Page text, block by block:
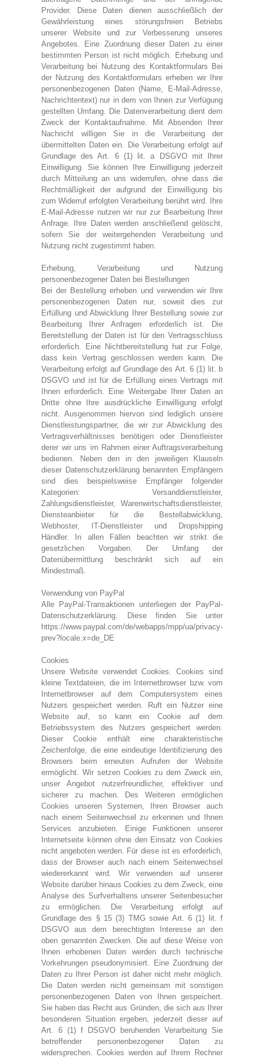
Gutscheine
Jogging & Shorts
GOODING
KONFIGURATOR
Provider. Diese Daten dienen ausschließlich der
Gewährleistung eines störungsfreien Betriebs
unserer Website und zur Verbesserung unseres
Angebotes. Eine Zuordnung dieser Daten zu einer
bestimmten Person ist nicht möglich. Erhebung und
Verarbeitung bei Nutzung des Kontaktformulars Bei
der Nutzung des Kontaktformulars erheben wir Ihre
personenbezogenen Daten (Name, E-Mail-Adresse,
Nachrichtentext) nur in dem von Ihnen zur Verfügung
gestellten Umfang. Die Datenverarbeitung dient dem
Zweck der Kontaktaufnahme. Mit Absenden Ihrer
Nachricht willigen Sie in die Verarbeitung der
übermittelten Daten ein. Die Verarbeitung erfolgt auf
Grundlage des Art. 6 (1) lit. a DSGVO mit Ihrer
Einwilligung. Sie können Ihre Einwilligung jederzeit
durch Mitteilung an uns widerrufen, ohne dass die
Rechtmäßigkeit der aufgrund der Einwilligung bis
zum Widerruf erfolgten Verarbeitung berührt wird. Ihre
E-Mail-Adresse nutzen wir nur zur Bearbeitung Ihrer
Anfrage. Ihre Daten werden anschließend gelöscht,
sofern Sie der weitergehenden Verarbeitung und
Nutzung nicht zugestimmt haben.
Erhebung, Verarbeitung und Nutzung
personenbezogener Daten bei Bestellungen
Bei der Bestellung erheben und verwenden wir Ihre
personenbezogenen Daten nur, soweit dies zur
Erfüllung und Abwicklung Ihrer Bestellung sowie zur
Bearbeitung Ihrer Anfragen erforderlich ist. Die
Bereitstellung der Daten ist für den Vertragsschluss
erforderlich. Eine Nichtbereitstellung hat zur Folge,
dass kein Vertrag geschlossen werden kann. Die
Verarbeitung erfolgt auf Grundlage des Art. 6 (1) lit. b
DSGVO und ist für die Erfüllung eines Vertrags mit
Ihnen erforderlich. Eine Weitergabe Ihrer Daten an
Dritte ohne Ihre ausdrückliche Einwilligung erfolgt
nicht. Ausgenommen hiervon sind lediglich unsere
Dienstleistungspartner, die wir zur Abwicklung des
Vertragsverhältnisses benötigen oder Dienstleister
derer wir uns im Rahmen einer Auftragsverarbeitung
bedienen. Neben den in den jeweiligen Klauseln
dieser Datenschutzerklärung benannten Empfängern
sind dies beispielsweise Empfänger folgender
Kategorien: Versanddienstleister,
Zahlungsdienstleister, Warenwirtschaftsdienstleister,
Diensteanbieter für die Bestellabwicklung,
Webhoster, IT-Dienstleister und Dropshipping
Händler. In allen Fällen beachten wir strikt die
gesetzlichen Vorgaben. Der Umfang der
Datenübermittlung beschränkt sich auf ein
Mindestmaß.
Verwendung von PayPal
Alle PayPal-Transaktionen unterliegen der PayPal-
Datenschutzerklärung. Diese finden Sie unter
https://www.paypal.com/de/webapps/mpp/ua/privacy-
prev?locale.x=de_DE
Cookies
Unsere Website verwendet Cookies. Cookies sind
kleine Textdateien, die im Internetbrowser bzw. vom
Internetbrowser auf dem Computersystem eines
Nutzers gespeichert werden. Ruft ein Nutzer eine
Website auf, so kann ein Cookie auf dem
Betriebssystem des Nutzers gespeichert werden.
Dieser Cookie enthält eine charakteristische
Zeichenfolge, die eine eindeutige Identifizierung des
Browsers beim erneuten Aufrufen der Website
ermöglicht. Wir setzen Cookies zu dem Zweck ein,
unser Angebot nutzerfreundlicher, effektiver und
sicherer zu machen. Des Weiteren ermöglichen
Cookies unseren Systemen, Ihren Browser auch
nach einem Seitenwechsel zu erkennen und Ihnen
Services anzubieten. Einige Funktionen unserer
Internetseite können ohne den Einsatz von Cookies
nicht angeboten werden. Für diese ist es erforderlich,
dass der Browser auch nach einem Seitenwechsel
wiedererkannt wird. Wir verwenden auf unserer
Website darüber hinaus Cookies zu dem Zweck, eine
Analyse des Surfverhaltens unserer Seitenbesucher
zu ermöglichen. Die Verarbeitung erfolgt auf
Grundlage des § 15 (3) TMG sowie Art. 6 (1) lit. f
DSGVO aus dem berechtigten Interesse an den
oben genannten Zwecken. Die auf diese Weise von
Ihnen erhobenen Daten werden durch technische
Vorkehrungen pseudonymisiert. Eine Zuordnung der
Daten zu Ihrer Person ist daher nicht mehr möglich.
Die Daten werden nicht gemeinsam mit sonstigen
personenbezogenen Daten von Ihnen gespeichert.
Sie haben das Recht aus Gründen, die sich aus Ihrer
besonderen Situation ergeben, jederzeit dieser auf
Art. 6 (1) f DSGVO beruhenden Verarbeitung Sie
betreffender personenbezogener Daten zu
widersprechen. Cookies werden auf Ihrem Rechner